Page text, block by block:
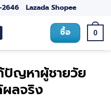
Lazada Shopee
ซื้อ 0
ปัญหาผู้ชายวัย
ลจริง